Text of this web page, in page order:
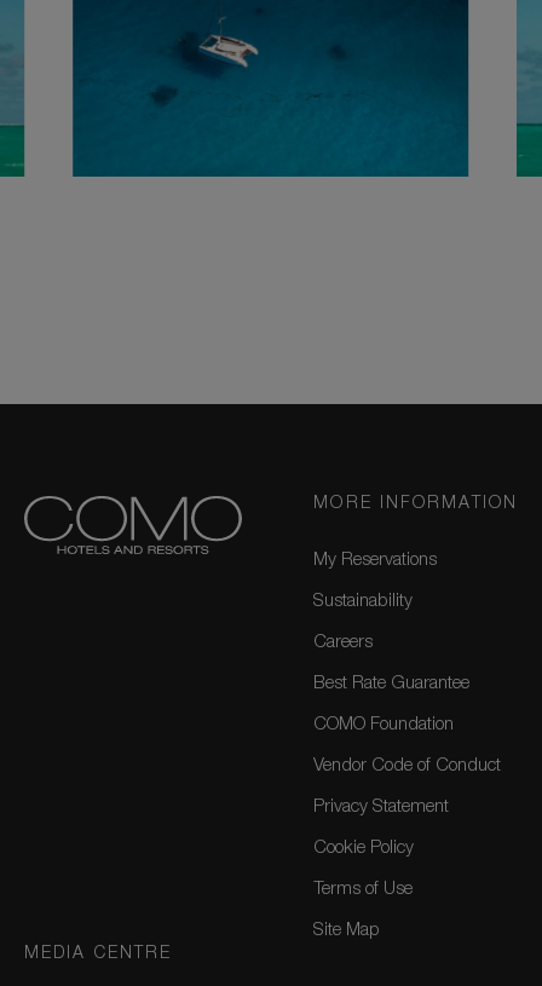
MORE INFORMATION
My Reservations
Sustainability
Careers
Best Rate Guarantee
COMO Foundation
Vendor Code of Conduct
Privacy Statement
Cookie Policy
Terms of Use
Site Map
MEDIA CENTRE